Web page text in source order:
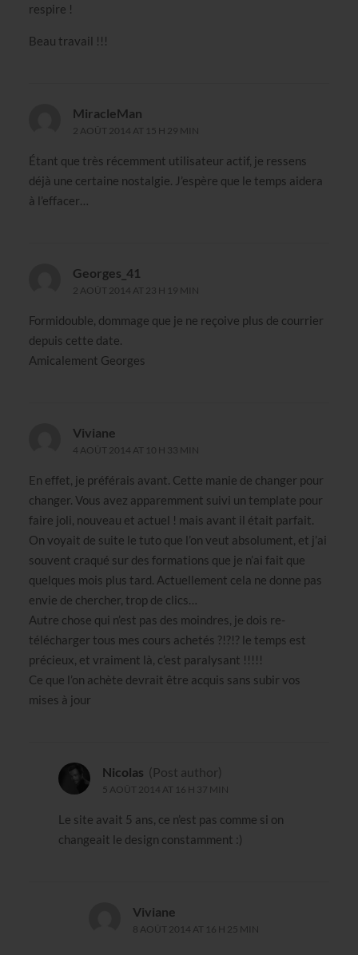
respire !
Beau travail !!!
MiracleMan
2 AOÛT 2014 AT 15 H 29 MIN
Étant que très récemment utilisateur actif, je ressens
déjà une certaine nostalgie. J’espère que le temps aidera
à l’effacer…
Georges_41
2 AOÛT 2014 AT 23 H 19 MIN
Formidouble, dommage que je ne reçoive plus de courrier
depuis cette date.
Amicalement Georges
Viviane
4 AOÛT 2014 AT 10 H 33 MIN
En effet, je préférais avant. Cette manie de changer pour
changer. Vous avez apparemment suivi un template pour
faire joli, nouveau et actuel ! mais avant il était parfait.
On voyait de suite le tuto que l’on veut absolument, et j’ai
souvent craqué sur des formations que je n’ai fait que
quelques mois plus tard. Actuellement cela ne donne pas
envie de chercher, trop de clics…
Autre chose qui n’est pas des moindres, je dois re-
télécharger tous mes cours achetés ?!?!? le temps est
précieux, et vraiment là, c’est paralysant !!!!!
Ce que l’on achète devrait être acquis sans subir vos
mises à jour
Nicolas (Post author)
5 AOÛT 2014 AT 16 H 37 MIN
Le site avait 5 ans, ce n’est pas comme si on
changeait le design constamment :)
Viviane
8 AOÛT 2014 AT 16 H 25 MIN